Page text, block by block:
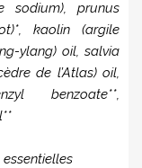
sodium), prunus
kaolin (argile
ylang) oil, salvia
de l’Atlas) oil,
benzoate**,